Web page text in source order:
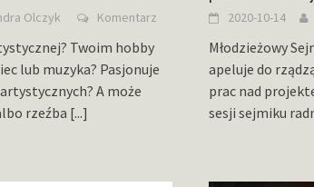
Olczyk Komentarz
Twoim hobby
lub muzyka? Pasjonuje
A może
rzeźba [...]
2020-10-14
Młodzieżowy
apeluje do
prac nad
sesji sejmiku